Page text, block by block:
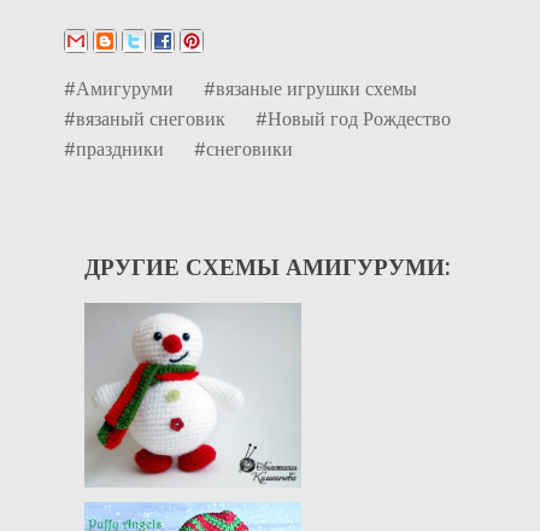
#Амигуруми
#вязаные игрушки схемы
#вязаный снеговик
#Новый год Рождество
#праздники
#снеговики
ДРУГИЕ СХЕМЫ АМИГУРУМИ: